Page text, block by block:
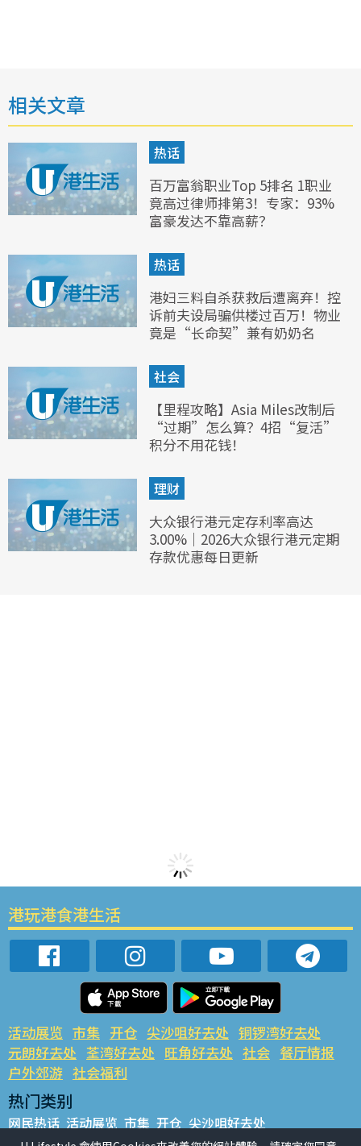
相关文章
热话
百万富翁职业Top 5排名 1职业
竟高过律师排第3！专家：93%
富豪发达不靠高薪？
热话
港妇三料自杀获救后遭离弃！控
诉前夫设局骗供楼过百万！物业
竟是“长命契”兼有奶奶名
社会
【里程攻略】Asia Miles改制后
“过期”怎么算？4招“复活”
积分不用花钱！
理财
大众银行港元定存利率高达
3.00%｜2026大众银行港元定期
存款优惠每日更新
港玩港食港生活
活动展览 市集 开仓 尖沙咀好去处 铜锣湾好去处
元朗好去处 荃湾好去处 旺角好去处 社会 餐厅情报
户外郊游 社会福利
热门类别
网民热话 活动展览 市集 开仓 尖沙咀好去处
铜锣湾好去处 元朗好去处 荃湾好去处 旺角好去处 社会